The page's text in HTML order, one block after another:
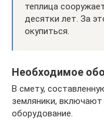
теплица
десятки лет. За
окупиться.
Необходимое
В смету,
земляники,
оборудование.